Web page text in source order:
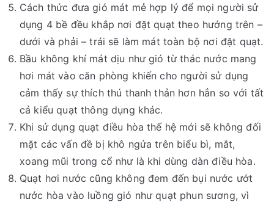
Cách thức đưa gió mát mẻ hợp lý để mọi người sử
dụng 4 bề đều khắp nơi đặt quạt theo hướng trên –
dưới và phải – trái sẽ làm mát toàn bộ nơi đặt quạt.
Bầu không khí mát dịu như gió từ thác nước mang
hơi mát vào căn phòng khiến cho người sử dụng
cảm thấy sự thích thú thanh thản hơn hẳn so với tất
cả kiểu quạt thông dụng khác.
Khi sử dụng quạt điều hòa thế hệ mới sẽ không đối
mặt các vấn đề bị khô ngứa trên biểu bì, mắt,
xoang mũi trong cổ như là khi dùng dàn điều hòa.
Quạt hơi nước cũng không đem đến bụi nước ướt
nước hòa vào luồng gió như quạt phun sương, vì